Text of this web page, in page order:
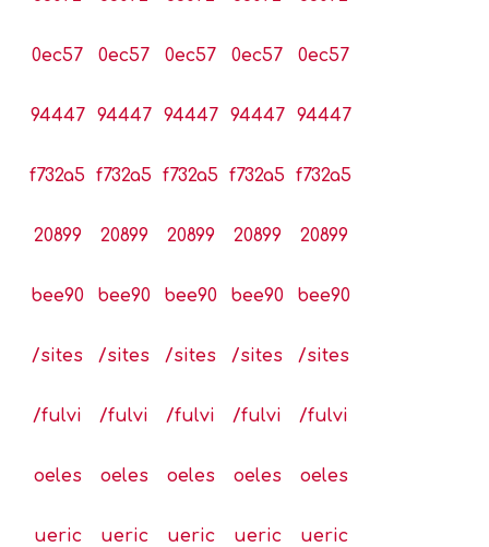
0ec57
94447
f732a5
20899
bee90
/sites
/fulvi
oeles
ueric
0ec57
94447
f732a5
20899
bee90
/sites
/fulvi
oeles
ueric
0ec57
94447
f732a5
20899
bee90
/sites
/fulvi
oeles
ueric
0ec57
94447
f732a5
20899
bee90
/sites
/fulvi
oeles
ueric
0ec57
94447
f732a5
20899
bee90
/sites
/fulvi
oeles
ueric